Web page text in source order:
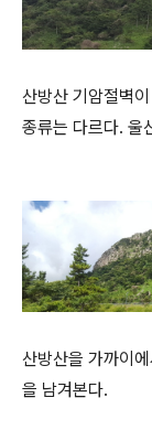
산방산 기암절벽
종류는 다르다. 울
산방산을 가까이
을 남겨본다.